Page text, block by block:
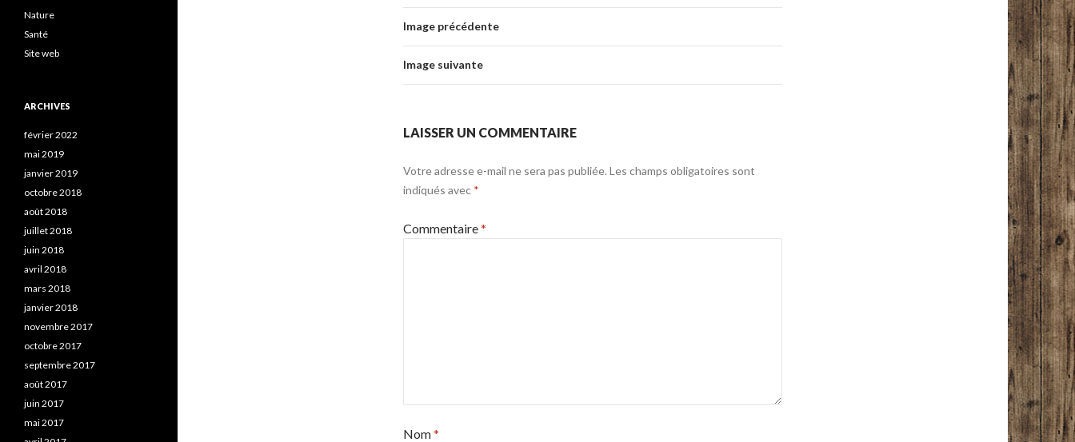
Image précédente
Image suivante
LAISSER UN COMMENTAIRE
Votre adresse e-mail ne sera pas publiée. Les champs obligatoires sont
indiqués avec *
Commentaire*
Nom*
Nature
Santé
Site web
ARCHIVES
février 2022
mai 2019
janvier 2019
octobre 2018
août 2018
juillet 2018
juin 2018
avril 2018
mars 2018
janvier 2018
novembre 2017
octobre 2017
septembre 2017
août 2017
juin 2017
mai 2017